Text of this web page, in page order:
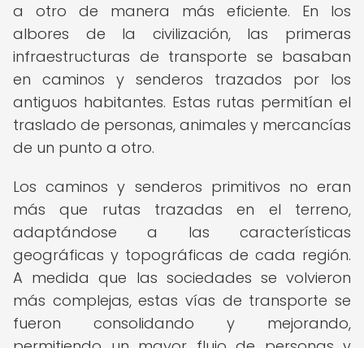
a otro de manera más eficiente. En los
albores de la civilización, las primeras
infraestructuras de transporte se basaban
en caminos y senderos trazados por los
antiguos habitantes. Estas rutas permitían el
traslado de personas, animales y mercancías
de un punto a otro.
Los caminos y senderos primitivos no eran
más que rutas trazadas en el terreno,
adaptándose a las características
geográficas y topográficas de cada región.
A medida que las sociedades se volvieron
más complejas, estas vías de transporte se
fueron consolidando y mejorando,